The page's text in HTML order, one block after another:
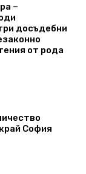
–
досъдебни
от рода
София